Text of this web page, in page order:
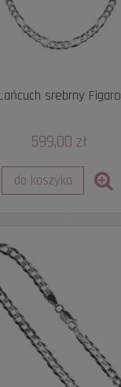
srebrny Figaro
599,00 zł
do koszyka